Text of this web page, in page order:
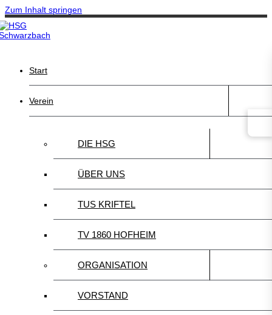
Zum Inhalt springen
Start
Verein
DIE HSG
ÜBER UNS
TUS KRIFTEL
TV 1860 HOFHEIM
ORGANISATION
VORSTAND